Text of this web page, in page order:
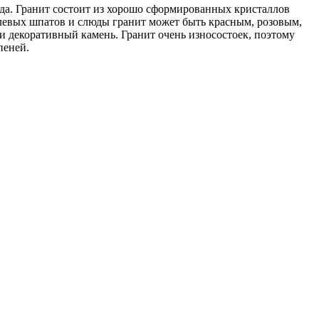
Гранит состоит из хорошо сформированных кристаллов
шпатов и слюды гранит может быть красным, розовым,
камень. Гранит очень износостоек, поэтому